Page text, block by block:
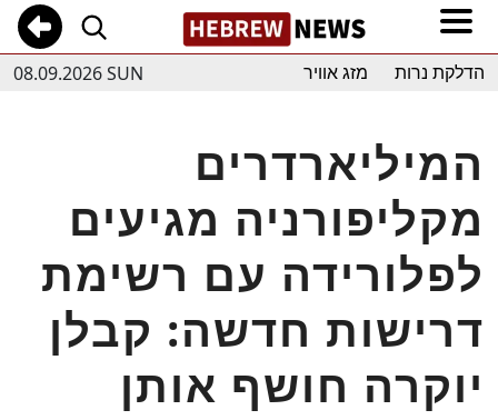
08.09.2026 SUN הדלקת נרות מזג אוויר
המיליארדרים
מקליפורניה מגיעים
לפלורידה עם רשימת
דרישות חדשה: קבלן
יוקרה חושף אותן